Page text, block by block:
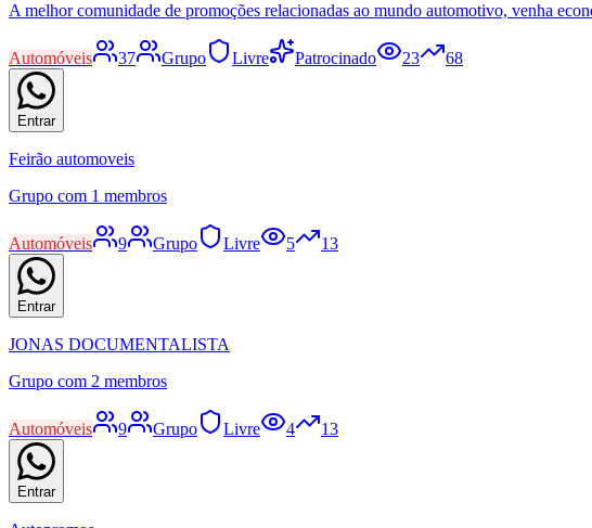
A melhor comunidade de promoções relacionadas ao mundo automotivo, venha
Automóveis 37 Grupo Livre Patrocinado 23 68
Entrar
Feirão automoveis
Grupo com 1 membros
Automóveis 9 Grupo Livre 5 13
Entrar
JONAS DOCUMENTALISTA
Grupo com 2 membros
Automóveis 9 Grupo Livre 4 13
Entrar